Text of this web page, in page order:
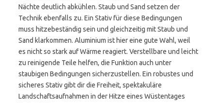
Nächte deutlich abkühlen. Staub und Sand setzen der
Technik ebenfalls zu. Ein Stativ für diese Bedingungen
muss hitzebeständig sein und gleichzeitig mit Staub und
Sand klarkommen. Aluminium ist hier eine gute Wahl, weil
es nicht so stark auf Wärme reagiert. Verstellbare und leicht
zu reinigende Teile helfen, die Funktion auch unter
staubigen Bedingungen sicherzustellen. Ein robustes und
sicheres Stativ gibt dir die Freiheit, spektakuläre
Landschaftsaufnahmen in der Hitze eines Wüstentages